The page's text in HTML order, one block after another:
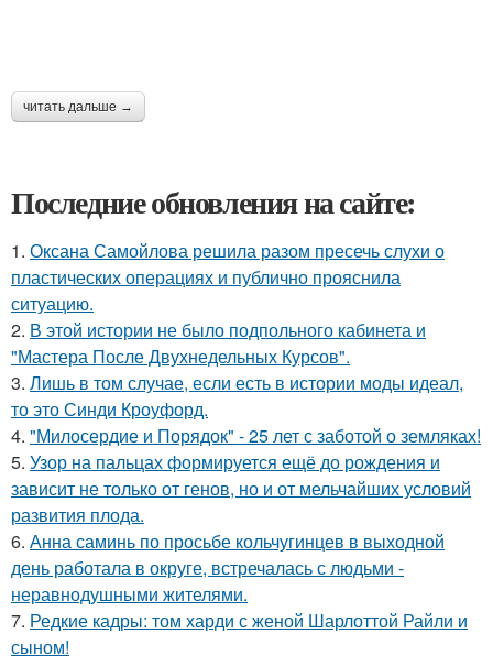
читать дальше →
Последние обновления на сайте:
1. Оксана Самойлова решила разом пресечь слухи о
пластических операциях и публично прояснила
ситуацию.
2. В этой истории не было подпольного кабинета и
"Мастера После Двухнедельных Курсов".
3. Лишь в том случае, если есть в истории моды идеал,
то это Синди Кроуфорд.
4. "Милосердие и Порядок" - 25 лет с заботой о земляках!
5. Узор на пальцах формируется ещё до рождения и
зависит не только от генов, но и от мельчайших условий
развития плода.
6. Анна саминь по просьбе кольчугинцев в выходной
день работала в округе, встречалась с людьми -
неравнодушными жителями.
7. Редкие кадры: том харди с женой Шарлоттой Райли и
сыном!